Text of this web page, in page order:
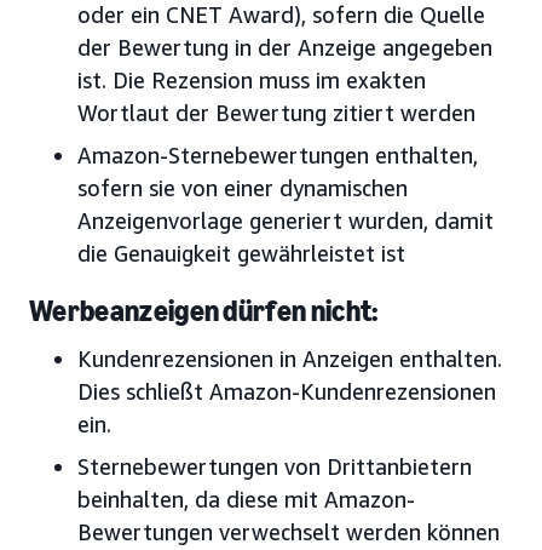
oder ein CNET Award), sofern die Quelle
der Bewertung in der Anzeige angegeben
ist. Die Rezension muss im exakten
Wortlaut der Bewertung zitiert werden
Amazon-Sternebewertungen enthalten,
sofern sie von einer dynamischen
Anzeigenvorlage generiert wurden, damit
die Genauigkeit gewährleistet ist
Werbeanzeigen dürfen nicht:
Kundenrezensionen in Anzeigen enthalten.
Dies schließt Amazon-Kundenrezensionen
ein.
Sternebewertungen von Drittanbietern
beinhalten, da diese mit Amazon-
Bewertungen verwechselt werden können